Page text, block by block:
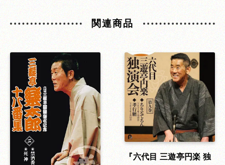
関連商品
六代目 三遊亭円楽 独